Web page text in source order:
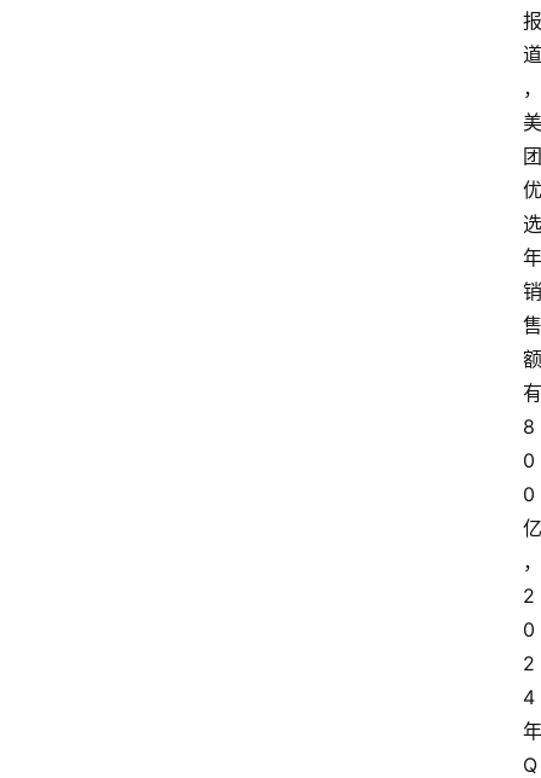
报
道
，
美
团
优
选
年
销
售
额
有
8
0
0
亿
，
2
0
2
4
年
Q